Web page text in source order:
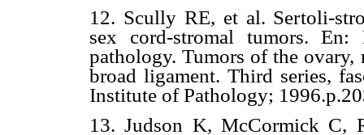
12. Scully RE, et al. Sertoli-
sex cord-stromal tumors.
pathology. Tumors of the ovary,
broad ligament. Third series,
Institute of Pathology;
13. Judson K, McCormick C,